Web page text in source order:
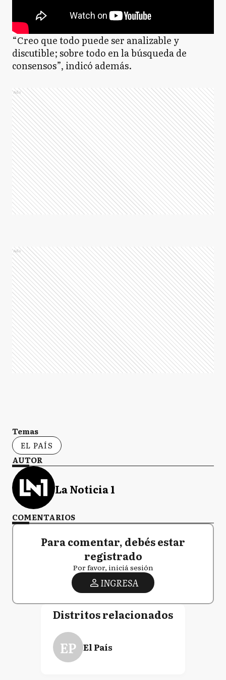
“Creo que todo puede ser analizable y
discutible; sobre todo en la búsqueda de
consensos”, indicó además.
Ads
Ads
Temas
EL PAÍS
AUTOR
La Noticia 1
COMENTARIOS
Para comentar, debés estar
registrado
Por favor, iniciá sesión
INGRESA
Distritos relacionados
EP El País